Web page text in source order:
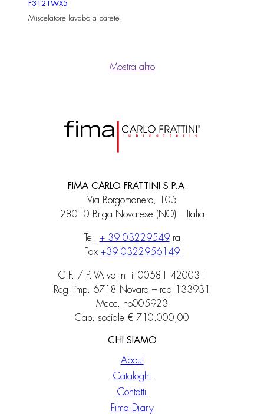
F3121WX5
Miscelatore lavabo a parete
Mostra altro
FIMA CARLO FRATTINI S.P.A.
Via Borgomanero, 105
28010 Briga Novarese (NO) – Italia
Tel. + 39 03229549ra
Fax +39 0322956149
C.F. / P.IVA vat n. it 00581 420031
Reg. imp. 6718 Novara – rea 133931
Mecc. no005923
Cap. sociale € 710.000,00
CHI SIAMO
About
Cataloghi
Contatti
Fima Diary